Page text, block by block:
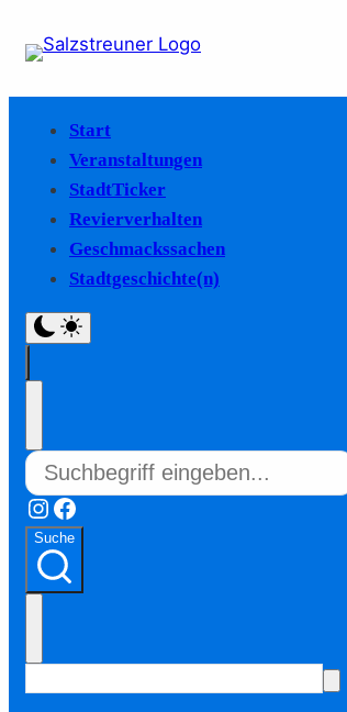
Start
Veranstaltungen
StadtTicker
Revierverhalten
Geschmackssachen
Stadtgeschichte(n)
Instagram
Facebook
Suche